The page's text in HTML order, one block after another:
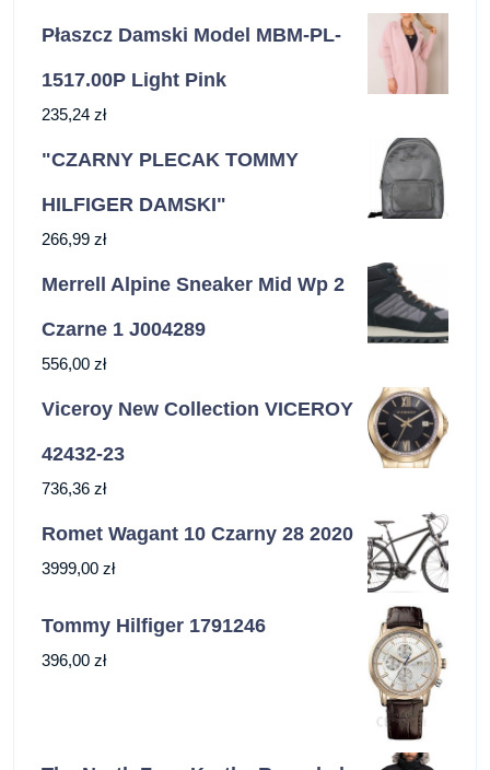
Płaszcz Damski Model MBM-PL-
1517.00P Light Pink
235,24 zł
"CZARNY PLECAK TOMMY
HILFIGER DAMSKI"
266,99 zł
Merrell Alpine Sneaker Mid Wp 2
Czarne 1 J004289
556,00 zł
Viceroy New Collection VICEROY
42432-23
736,36 zł
Romet Wagant 10 Czarny 28 2020
3999,00 zł
Tommy Hilfiger 1791246
396,00 zł